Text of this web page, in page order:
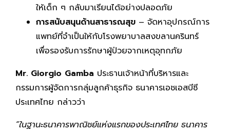
ให้เด็ก ๆ กลับมาเรียนได้อย่างปลอดภัย
การสนับสนุนด้านสาธารณสุข – จัดหาอุปกรณ์การ
แพทย์ที่จำเป็นให้กับโรงพยาบาลสงขลานครินทร์
เพื่อรองรับการรักษาผู้ป่วยจากเหตุอุทกภัย
Mr. Giorgio Gamba ประธานเจ้าหน้าที่บริหารและ
กรรมการผู้จัดการกลุ่มลูกค้าธุรกิจ ธนาคารเอชเอสบีซี
ประเทศไทย กล่าวว่า
“ในฐานะธนาคารพาณิชย์แห่งแรกของประเทศไทย ธนาคาร